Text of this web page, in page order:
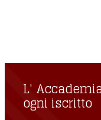
L'
ogni iscritto